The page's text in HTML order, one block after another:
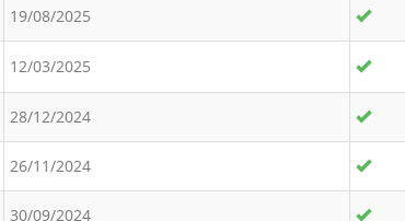
19/08/2025
12/03/2025
28/12/2024
26/11/2024
30/09/2024